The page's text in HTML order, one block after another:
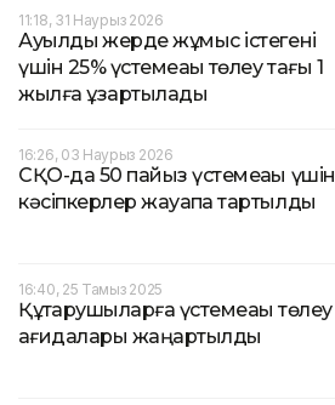
11:18, 31 Наурыз 2026
Ауылдық жерде жұмыс істегені
үшін 25% үстемеақы төлеу тағы 1
жылға ұзартылады
16:26, 03 Наурыз 2026
СҚО-да 50 пайыз үстемеақы үшін
кәсіпкерлер жауапқа тартылды
16:40, 25 Тамыз 2025
Құтқарушыларға үстемеақы төлеу
қағидалары жаңартылды